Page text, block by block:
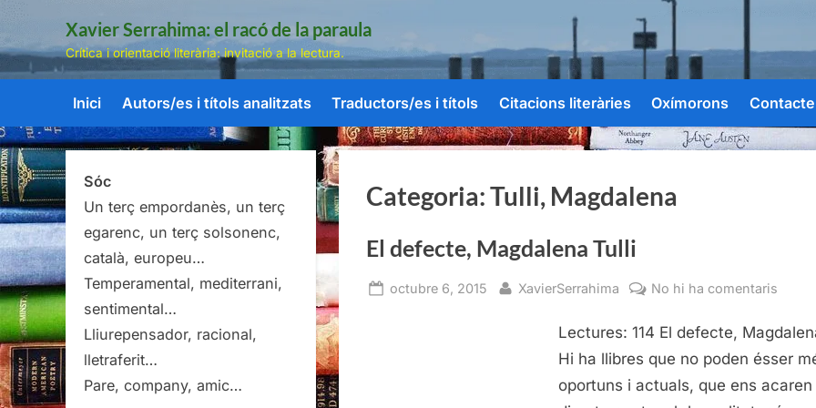
Skip
content
Xavier Serrahima: el racó de la paraula
Crítica i orientació literària: invitació a la lectura.
Inici Autors/es i títols analitzats Traductors/es i títols Citacions literàries Oxímorons Contacte
Categoria:Tulli, Magdalena
El defecte, Magdalena Tulli
Posted
octubre 6, 2015 By
XavierSerrahima No hi ha comentaris
Tulli
Lectures: 114 El defecte,
Hi ha llibres que no poden ésser
oportuns i actuals, que ens acaren
Sóc
Un terç empordanès, un terç
egarenc, un terç solsonenc,
català, europeu…
Temperamental, mediterrani,
sentimental…
Lliurepensador, racional,
lletraferit…
Pare, company, amic…